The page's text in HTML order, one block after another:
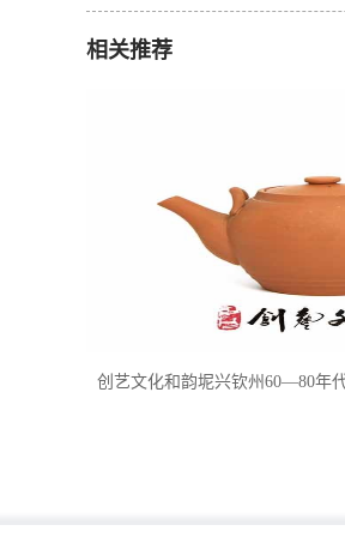
相关推荐
创艺文化和韵坭兴钦州60—80